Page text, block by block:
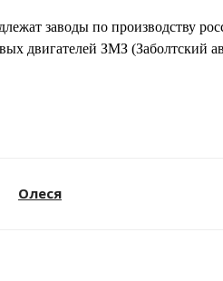
заводы по производству
двигателей ЗМЗ (Заболтский
Олеся